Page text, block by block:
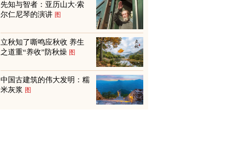
先知与智者：亚历山大‧索
尔仁尼琴的演讲 图
立秋知了嘶鸣应秋收 养生
之道重“养收”防秋燥 图
中国古建筑的伟大发明：糯
米灰浆 图